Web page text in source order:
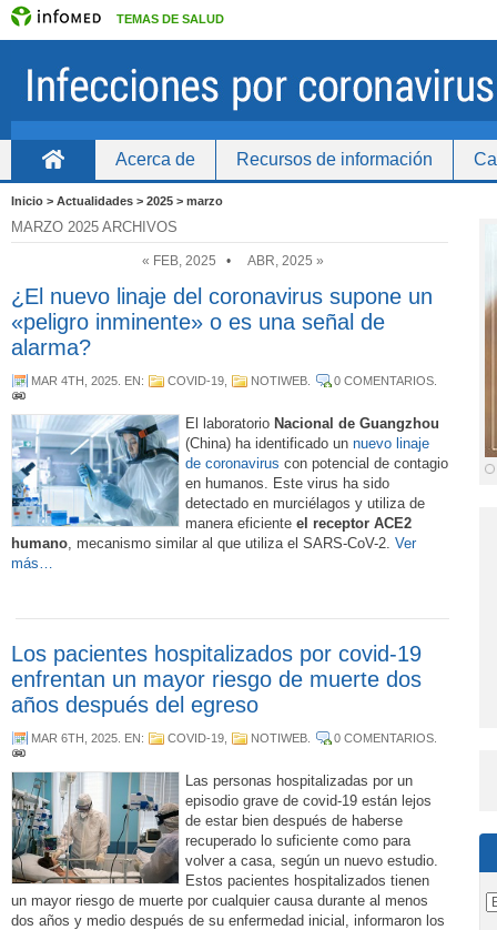
TEMAS DE SALUD
Acerca de Recursos de información
Inicio > Actualidades > 2025 > marzo
MARZO 2025 ARCHIVOS
« FEB, 2025 • ABR, 2025 »
¿El nuevo linaje del coronavirus supone un
«peligro inminente» o es una señal de
alarma?
MAR 4TH, 2025 . EN: COVID-19 NOTIWEB 0 COMENTARIOS
El laboratorio Nacional de Guangzhou
(China) ha identificado un nuevo linaje
de coronavirus con potencial de contagio
en humanos. Este virus ha sido
detectado en murciélagos y utiliza de
manera eficiente el receptor ACE2
humano, mecanismo similar al que utiliza el SARS-CoV-2. Ver
más…
Los pacientes hospitalizados por covid-19
enfrentan un mayor riesgo de muerte dos
años después del egreso
MAR 6TH, 2025 . EN: COVID-19 NOTIWEB 0 COMENTARIOS
Las personas hospitalizadas por un
episodio grave de covid-19 están lejos
de estar bien después de haberse
recuperado lo suficiente como para
volver a casa, según un nuevo estudio.
Estos pacientes hospitalizados tienen
un mayor riesgo de muerte por cualquier causa durante al menos
dos años y medio después de su enfermedad inicial, informaron los